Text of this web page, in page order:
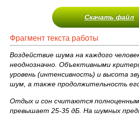
Скачать файл
Фрагмент текста работы
Воздействие шума на каждого
неоднозначно. Объективными
уровень (интенсивность) и высота
шум, а также продолжительность
Отдых и сон считаются
превышает 25-35 дБ. На шумных